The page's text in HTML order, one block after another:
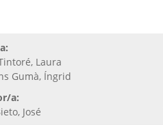
Laura
Gumà, Íngrid
a:
José